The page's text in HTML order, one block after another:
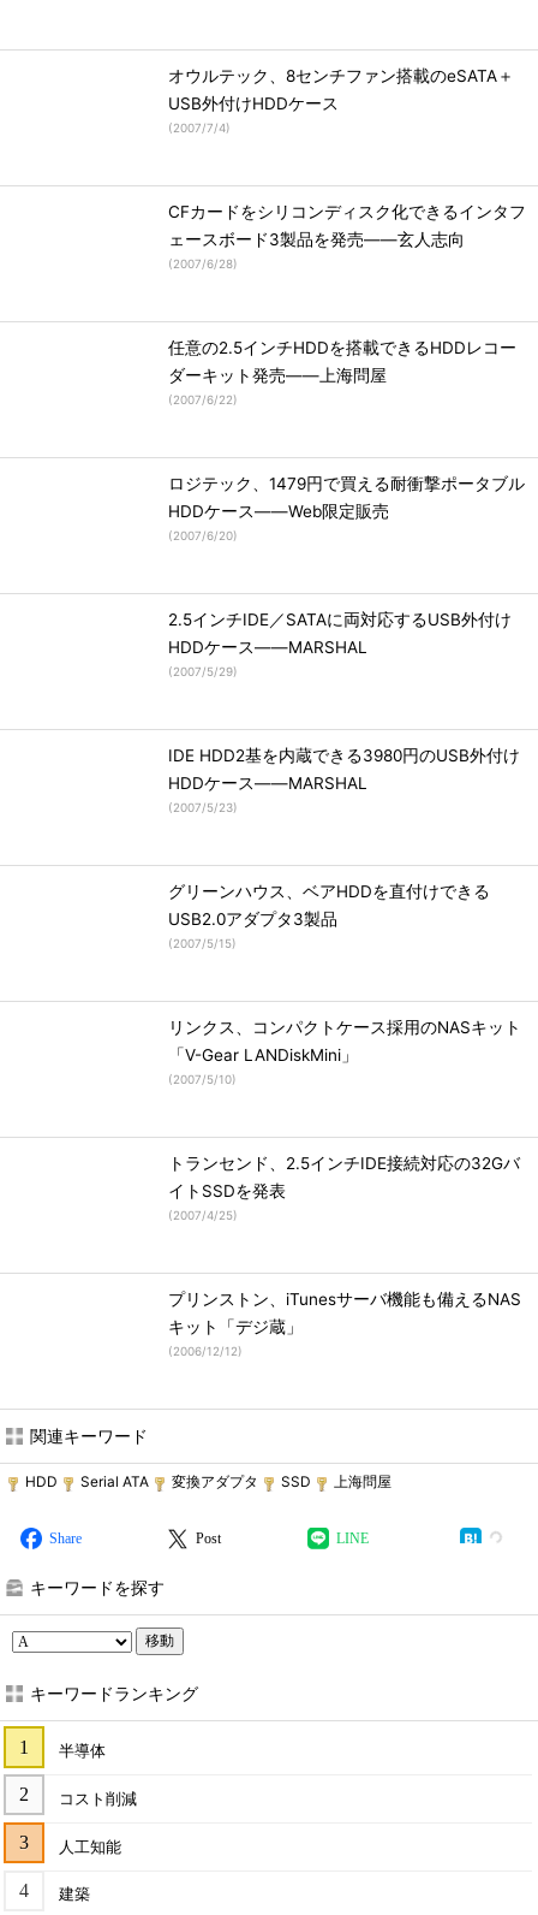
オウルテック、8センチファン搭載のeSATA＋
USB外付けHDDケース
(2007/7/4)
CFカードをシリコンディスク化できるインタフ
ェースボード3製品を発売――玄人志向
(2007/6/28)
任意の2.5インチHDDを搭載できるHDDレコー
ダーキット発売――上海問屋
(2007/6/22)
ロジテック、1479円で買える耐衝撃ポータブル
HDDケース――Web限定販売
(2007/6/20)
2.5インチIDE／SATAに両対応するUSB外付け
HDDケース――MARSHAL
(2007/5/29)
IDE HDD2基を内蔵できる3980円のUSB外付け
HDDケース――MARSHAL
(2007/5/23)
グリーンハウス、ベアHDDを直付けできる
USB2.0アダプタ3製品
(2007/5/15)
リンクス、コンパクトケース採用のNASキット
「V-Gear LANDiskMini」
(2007/5/10)
トランセンド、2.5インチIDE接続対応の32Gバ
イトSSDを発表
(2007/4/25)
プリンストン、iTunesサーバ機能も備えるNAS
キット「デジ蔵」
(2006/12/12)
関連キーワード
HDD Serial ATA 変換アダプタ SSD 上海問屋
Share Post LINE
キーワードを探す
移動
キーワードランキング
半導体
コスト削減
人工知能
建築